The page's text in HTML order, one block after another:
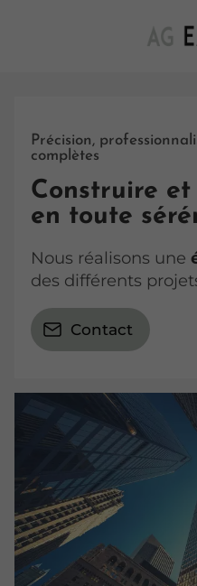
Précision,
complètes
Construire
en toute
Nous réalisons une
des différents
Contact